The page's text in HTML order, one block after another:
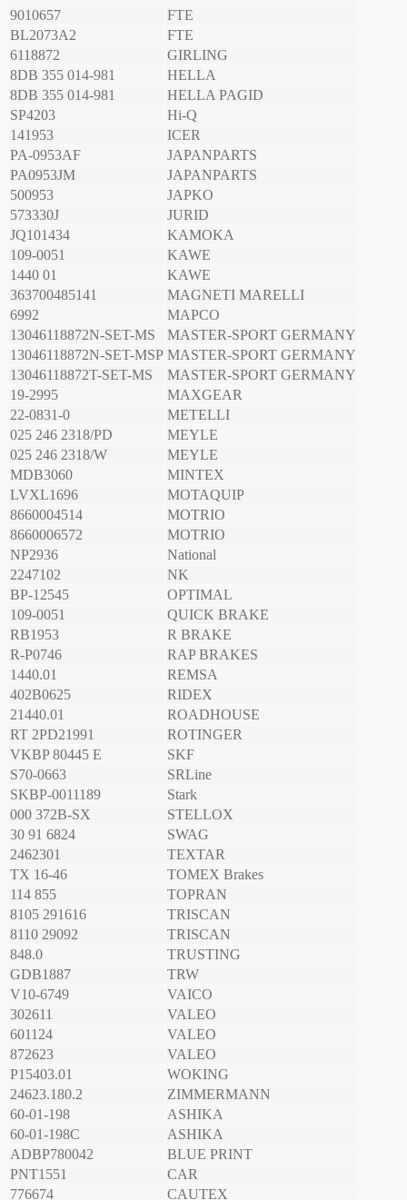
9010657
FTE
BL2073A2
FTE
6118872
GIRLING
8DB 355 014-981
HELLA
8DB 355 014-981
HELLA PAGID
SP4203
Hi-Q
141953
ICER
PA-0953AF
JAPANPARTS
PA0953JM
JAPANPARTS
500953
JAPKO
573330J
JURID
JQ101434
KAMOKA
109-0051
KAWE
1440 01
KAWE
363700485141
MAGNETI MARELLI
6992
MAPCO
13046118872N-SET-MS
MASTER-SPORT GERMANY
13046118872N-SET-MSP MASTER-SPORT GERMANY
13046118872T-SET-MS
MASTER-SPORT GERMANY
19-2995
MAXGEAR
22-0831-0
METELLI
025 246 2318/PD
MEYLE
025 246 2318/W
MEYLE
MDB3060
MINTEX
LVXL1696
MOTAQUIP
8660004514
MOTRIO
8660006572
MOTRIO
NP2936
National
2247102
NK
BP-12545
OPTIMAL
109-0051
QUICK BRAKE
RB1953
R BRAKE
R-P0746
RAP BRAKES
1440.01
REMSA
402B0625
RIDEX
21440.01
ROADHOUSE
RT 2PD21991
ROTINGER
VKBP 80445 E
SKF
S70-0663
SRLine
SKBP-0011189
Stark
000 372B-SX
STELLOX
30 91 6824
SWAG
2462301
TEXTAR
TX 16-46
TOMEX Brakes
114 855
TOPRAN
8105 291616
TRISCAN
8110 29092
TRISCAN
848.0
TRUSTING
GDB1887
TRW
V10-6749
VAICO
302611
VALEO
601124
VALEO
872623
VALEO
P15403.01
WOKING
24623.180.2
ZIMMERMANN
60-01-198
ASHIKA
60-01-198C
ASHIKA
ADBP780042
BLUE PRINT
PNT1551
CAR
776674
CAUTEX